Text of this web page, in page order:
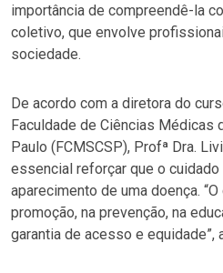
importância de compreendê-la
coletivo, que envolve
sociedade.
De acordo com a diretora do
Faculdade de Ciências Médicas
Paulo (FCMSCSP), Profª Dra.
essencial reforçar que o
aparecimento de uma doença.
promoção, na prevenção, na
garantia de acesso e equidade”,